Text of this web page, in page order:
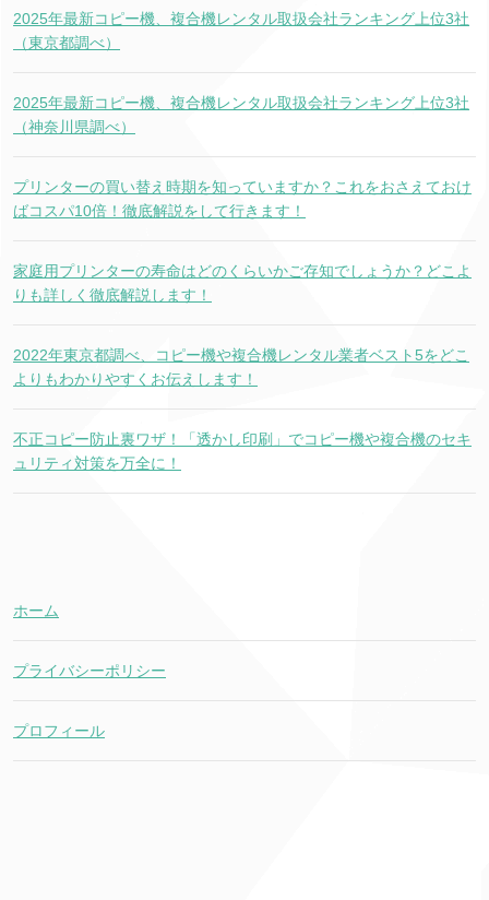
2025年最新コピー機、複合機レンタル取扱会社ランキング上位3社
（東京都調べ）
2025年最新コピー機、複合機レンタル取扱会社ランキング上位3社
（神奈川県調べ）
プリンターの買い替え時期を知っていますか？これをおさえておけ
ばコスパ10倍！徹底解説をして行きます！
家庭用プリンターの寿命はどのくらいかご存知でしょうか？どこよ
りも詳しく徹底解説します！
2022年東京都調べ、コピー機や複合機レンタル業者ベスト5をどこ
よりもわかりやすくお伝えします！
不正コピー防止裏ワザ！「透かし印刷」でコピー機や複合機のセキ
ュリティ対策を万全に！
ホーム
プライバシーポリシー
プロフィール